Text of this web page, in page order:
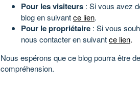
Pour les visiteurs : Si vous avez
blog en suivantce lien.
Pour le propriétaire : Si vous
nous contacter en suivantce lien.
Nous espérons que ce blog pourra être
compréhension.